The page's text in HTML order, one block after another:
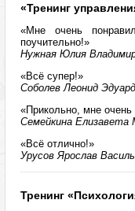
«Тренинг
«Мне очень
поучительно!»
Нужная Юлия
«Всё супер!»
Соболев Леонид
«Прикольно, мне
Семейкина Елизавета
«Всё отлично!»
Урусов Ярослав
Тренинг